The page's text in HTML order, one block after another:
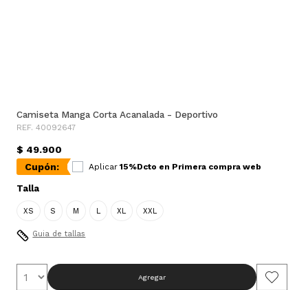
Camiseta Manga Corta Acanalada - Deportivo
REF. 40092647
$ 49.900
Cupón:
Aplicar 15%Dcto en Primera compra web
Talla
XS S M L XL XXL
Guia de tallas
Agregar